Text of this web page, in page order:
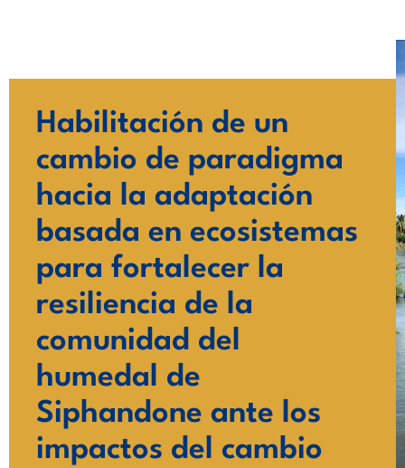
Habilitación de un
cambio de paradigma
hacia la adaptación
basada en ecosistemas
para fortalecer la
resiliencia de la
comunidad del
humedal de
Siphandone ante los
impactos del cambio